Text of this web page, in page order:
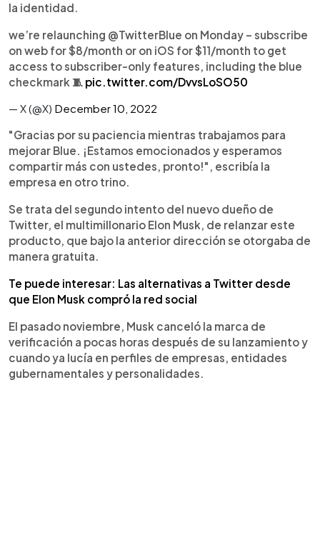
la identidad.
we’re relaunching @TwitterBlue on Monday – subscribe
on web for $8/month or on iOS for $11/month to get
access to subscriber-only features, including the blue
checkmark 🧵 pic.twitter.com/DvvsLoSO50
— X (@X) December 10, 2022
"Gracias por su paciencia mientras trabajamos para
mejorar Blue. ¡Estamos emocionados y esperamos
compartir más con ustedes, pronto!", escribía la
empresa en otro trino.
Se trata del segundo intento del nuevo dueño de
Twitter, el multimillonario Elon Musk, de relanzar este
producto, que bajo la anterior dirección se otorgaba de
manera gratuita.
Te puede interesar: Las alternativas a Twitter desde
que Elon Musk compró la red social
El pasado noviembre, Musk canceló la marca de
verificación a pocas horas después de su lanzamiento y
cuando ya lucía en perfiles de empresas, entidades
gubernamentales y personalidades.